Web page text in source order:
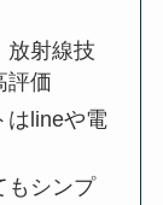
放射線技
評価
はlineや電
もシンプ